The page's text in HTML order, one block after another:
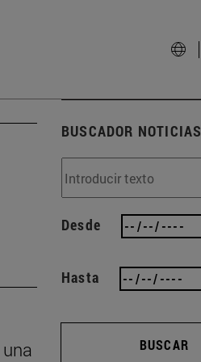
BUSCADOR NOTICIAS
Desde
Hasta
BUSCAR